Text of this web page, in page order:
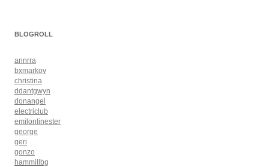
BLOGROLL
annrra
bxmarkov
christina
ddantgwyn
donangel
electriclub
emilonlinester
george
geri
gonzo
hammillbg